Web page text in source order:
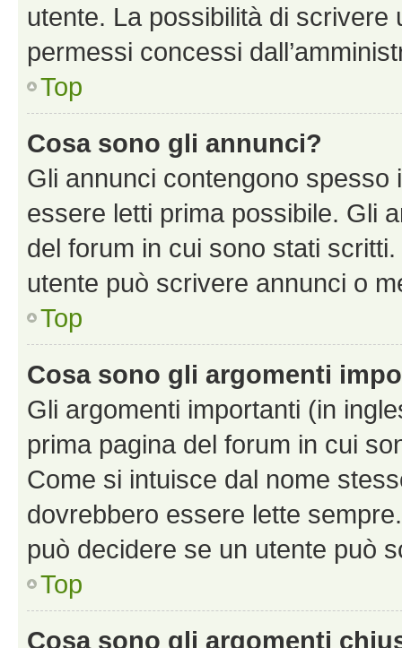
utente. La possibilità di
permessi concessi
Top
Cosa sono gli annunci?
Gli annunci contengono
essere letti prima possibile. Gli
del forum in cui sono stati
utente può scrivere annunci o
Top
Cosa sono gli argomenti
Gli argomenti importanti (in
prima pagina del forum in cui
Come si intuisce dal nome
dovrebbero essere lette
può decidere se un utente può
Top
Cosa sono gli argomenti